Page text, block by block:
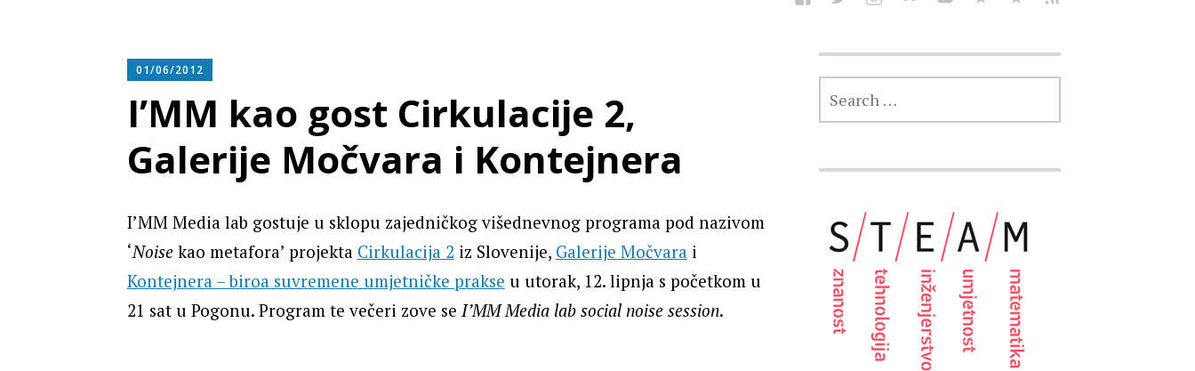
01/06/2012
I’MM kao gost Cirkulacije 2,
Galerije Močvara i Kontejnera
I’MM Media lab gostuje u sklopu zajedničkog višednevnog programa pod nazivom
‘Noisekao metafora’ projekta Cirkulacija 2 iz Slovenije, Galerije Močvarai
Kontejnera – biroa suvremene umjetničke prakse u utorak, 12. lipnja s početkom u
21 sat u Pogonu. Program te večeri zove se I’MM Media lab social noise session.
SEARCH
FOR: